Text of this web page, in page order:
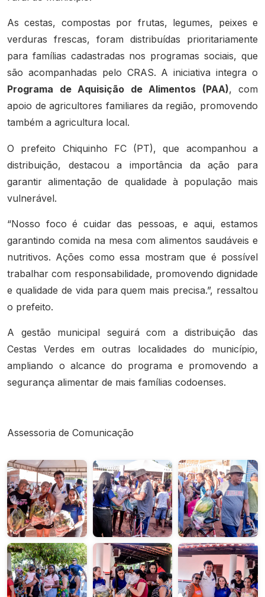
As cestas, compostas por frutas, legumes, peixes e
verduras frescas, foram distribuídas prioritariamente
para famílias cadastradas nos programas sociais, que
são acompanhadas pelo CRAS. A iniciativa integra o
Programa de Aquisição de Alimentos (PAA), com
apoio de agricultores familiares da região, promovendo
também a agricultura local.
O prefeito Chiquinho FC (PT), que acompanhou a
distribuição, destacou a importância da ação para
garantir alimentação de qualidade à população mais
vulnerável.
“Nosso foco é cuidar das pessoas, e aqui, estamos
garantindo comida na mesa com alimentos saudáveis e
nutritivos. Ações como essa mostram que é possível
trabalhar com responsabilidade, promovendo dignidade
e qualidade de vida para quem mais precisa.”, ressaltou
o prefeito.
A gestão municipal seguirá com a distribuição das
Cestas Verdes em outras localidades do município,
ampliando o alcance do programa e promovendo a
segurança alimentar de mais famílias codoenses.
Assessoria de Comunicação